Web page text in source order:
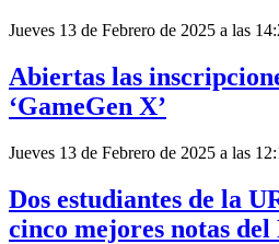
Jueves 13 de Febrero de 2025 a las
Abiertas las
‘GameGen X’
Jueves 13 de Febrero de 2025 a las
Dos estudiantes de la
cinco mejores notas del